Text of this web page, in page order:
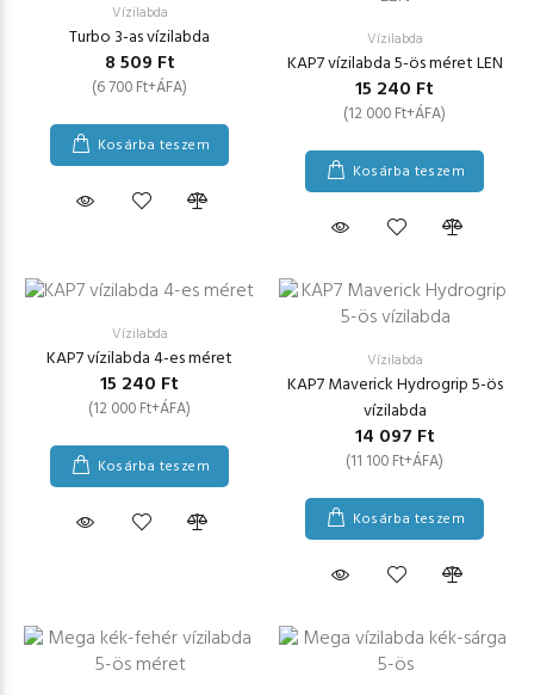
Vízilabda
Turbo 3-as vízilabda
8 509 Ft
(6 700 Ft+ÁFA)
Kosárba teszem
Vízilabda
KAP7 vízilabda 5-ös méret LEN
15 240 Ft
(12 000 Ft+ÁFA)
Kosárba teszem
Vízilabda
KAP7 vízilabda 4-es méret
15 240 Ft
(12 000 Ft+ÁFA)
Kosárba teszem
Vízilabda
KAP7 Maverick Hydrogrip 5-ös
vízilabda
14 097 Ft
(11 100 Ft+ÁFA)
Kosárba teszem